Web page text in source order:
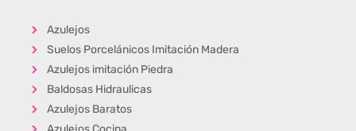
Azulejos
Suelos Porcelánicos Imitación Madera
Azulejos imitación Piedra
Baldosas Hidraulicas
Azulejos Baratos